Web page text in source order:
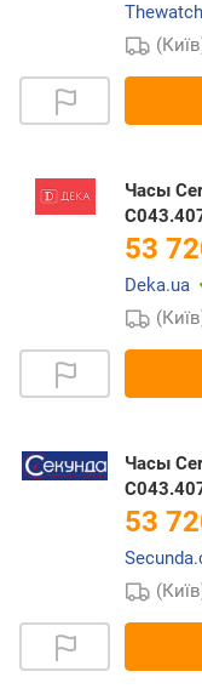
Часы
53
Deka.ua
Часы
53